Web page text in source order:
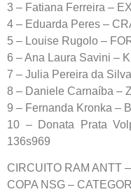
3 – Fatiana Ferreira –
4 – Eduarda Peres –
5 – Louise Rugolo –
6 – Ana Laura Savini –
7 – Julia Pereira da
8 – Daniele Carnaíba –
9 – Fernanda Kronka –
10 – Donata Prata
136s969
CIRCUITO RAM ANTT
COPA NSG –